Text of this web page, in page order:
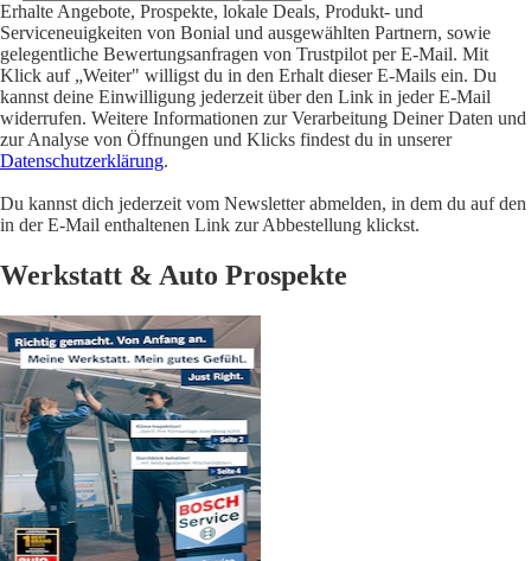
Erhalte Angebote, Prospekte, lokale Deals, Produkt- und
Serviceneuigkeiten von Bonial und ausgewählten Partnern, sowie
gelegentliche Bewertungsanfragen von Trustpilot per E-Mail. Mit
Klick auf „Weiter" willigst du in den Erhalt dieser E-Mails ein. Du
kannst deine Einwilligung jederzeit über den Link in jeder E-Mail
widerrufen. Weitere Informationen zur Verarbeitung Deiner Daten und
zur Analyse von Öffnungen und Klicks findest du in unserer
Datenschutzerklärung.
Du kannst dich jederzeit vom Newsletter abmelden, in dem du auf den
in der E-Mail enthaltenen Link zur Abbestellung klickst.
Werkstatt & Auto Prospekte